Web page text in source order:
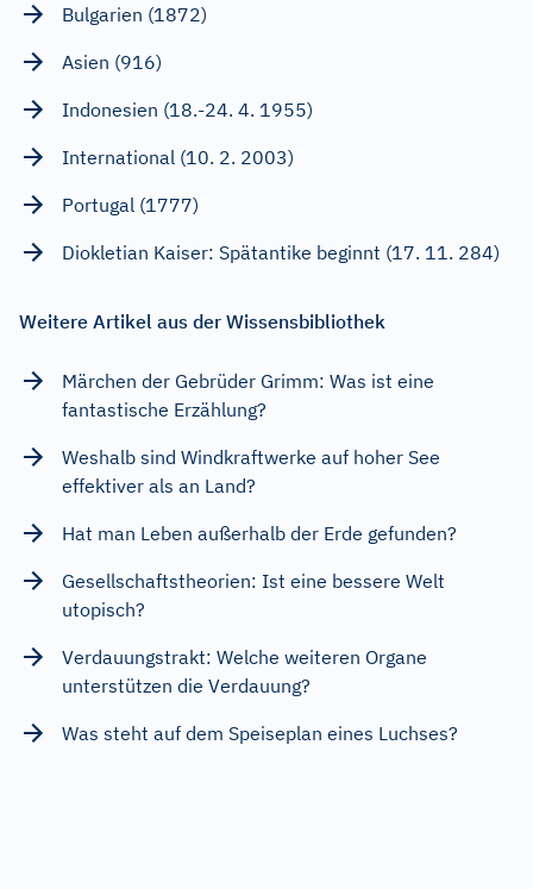
Bulgarien (1872)
Asien (916)
Indonesien (18.-24. 4. 1955)
International (10. 2. 2003)
Portugal (1777)
Diokletian Kaiser: Spätantike beginnt (17. 11. 284)
Weitere Artikel aus der Wissensbibliothek
Märchen der Gebrüder Grimm: Was ist eine
fantastische Erzählung?
Weshalb sind Windkraftwerke auf hoher See
effektiver als an Land?
Hat man Leben außerhalb der Erde gefunden?
Gesellschaftstheorien: Ist eine bessere Welt
utopisch?
Verdauungstrakt: Welche weiteren Organe
unterstützen die Verdauung?
Was steht auf dem Speiseplan eines Luchses?